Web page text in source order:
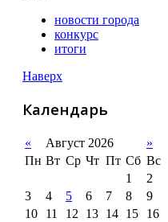
новости города
конкурс
итоги
Наверх
Календарь
« Август 2026
»
Пн Вт Ср Чт Пт Сб Вс
1
2
3
4 5 6 7 8
9
10
11 12 13 14 15
16